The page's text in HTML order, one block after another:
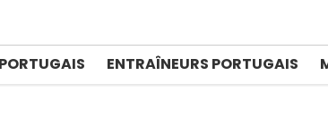
ENTRAÎNEURS PORTUGAIS